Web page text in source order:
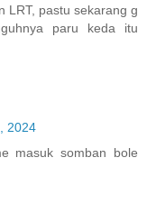
LRT, pastu sekarang g
paru keda itu
2024
masuk somban bole